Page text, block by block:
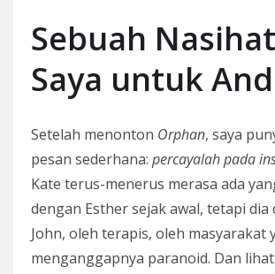
Sebuah
Saya untuk
Setelah menonton Orphan, saya
pesan sederhana: percayalah pada
Kate terus-menerus merasa ada
dengan Esther sejak awal, tetapi dia
John, oleh terapis, oleh masyarakat
menganggapnya paranoid. Dan